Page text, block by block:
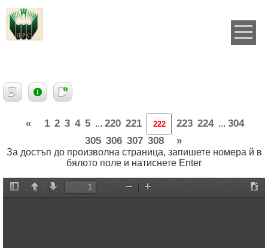
« 1 2 3 4 5 ... 220 221 223 224 ... 304
305 306 307 308 »
За достъп до произволна страница, запишете номера й в
бялото поле и натиснете Enter